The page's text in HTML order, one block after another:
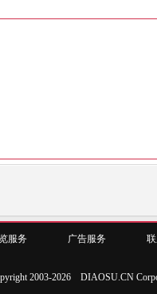
服务 广告服务
2003-2026 DIAOSU.CN